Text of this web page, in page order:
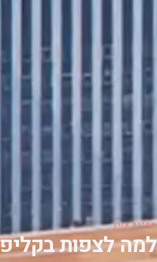
סקירת עורך
למה לצפות